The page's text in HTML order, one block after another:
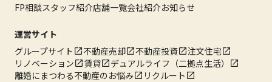
FP相談スタッフ紹介店舗一覧会社紹介お知らせ
運営サイト
グループサイト
不動産売却 不動産投資
注文住宅
リノベーション
賃貸
デュアルライフ（二拠点生活）
離婚にまつわる不動産のお悩み
リクルート